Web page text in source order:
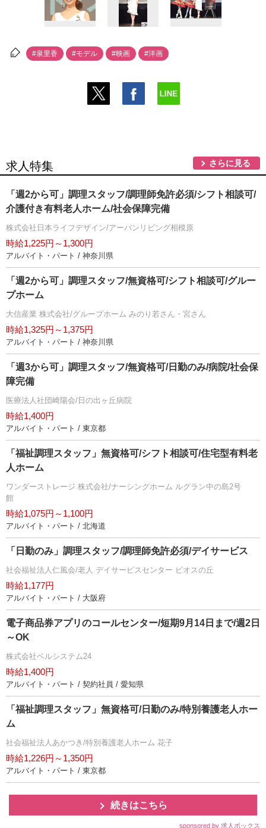
#泉里香 #モデル #映画 #洋画
求人特集 さらに見る
「週2から可」調理スタッフ/調理師免許必須/シフト相談可/
介護付き有料老人ホーム/社会保障完備
株式会社日本ライフデザイン/アーバンリビング相模原
時給1,225円～1,300円
アルバイト・パート / 神奈川県
「週2から可」調理スタッフ/無資格可/シフト相談可/グルー
プホーム
大信産業 株式会社/グループホーム みのり若さん・宮さん
時給1,325円～1,375円
アルバイト・パート / 神奈川県
「週3から可」調理スタッフ/無資格可/日勤のみ/病院/社会保
障完備
医療法人社団崎陽会/日の出ヶ丘病院
時給1,400円
アルバイト・パート / 東京都
「福祉調理スタッフ」無資格可/シフト相談可/住宅型有料老
人ホーム
ワンダーストレージ 株式会社/ナーシングホーム ルグラン中の島2号
館
時給1,075円～1,100円
アルバイト・パート / 北海道
「日勤のみ」調理スタッフ/調理師免許必須/デイサービス
社会福祉法人仁風会/老人 デイサービスセンター ビオスの丘
時給1,177円
アルバイト・パート / 大阪府
電子商品券アプリのコールセンター/短期9月14日まで/週2日
～OK
株式会社ベルシステム24
時給1,400円
アルバイト・パート / 契約社員 / 愛知県
「福祉調理スタッフ」無資格可/日勤のみ/特別養護老人ホー
ム
社会福祉法人あかつき/特別養護老人ホーム 花子
時給1,226円～1,350円
アルバイト・パート / 東京都
続きはこちら
sponsored by 求人ボックス